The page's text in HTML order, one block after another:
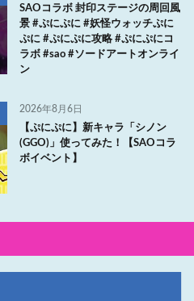
SAOコラボ 封印ステージの周回風
景 #ぷにぷに #妖怪ウォッチぷに
ぷに #ぷにぷに攻略 #ぷにぷにコ
ラボ #sao #ソードアートオンライ
ン
2026年8月6日
【ぷにぷに】新キャラ「シノン
(GGO)」使ってみた！【SAOコラ
ボイベント】